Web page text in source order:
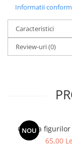
Informatii
Caracteristici
Review-uri(0)
NOU
Galeria
65,00